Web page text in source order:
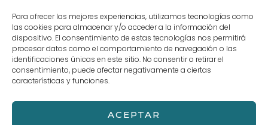
Para ofrecer las mejores experiencias, utilizamos tecnologías como
las cookies para almacenar y/o acceder a la información del
dispositivo. El consentimiento de estas tecnologías nos permitirá
procesar datos como el comportamiento de navegación o las
identificaciones únicas en este sitio. No consentir o retirar el
consentimiento, puede afectar negativamente a ciertas
características y funciones.
ACEPTAR
Haz clic para aceptar cookies
de marketing y permitir este
contenido